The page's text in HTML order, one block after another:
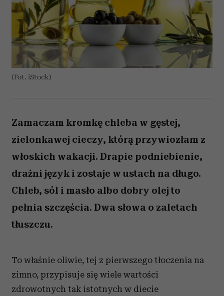
(Fot. iStock)
Zamaczam kromkę chleba w gęstej,
zielonkawej cieczy, którą przywiozłam z
włoskich wakacji. Drapie podniebienie,
drażni język i zostaje w ustach na długo.
Chleb, sól i masło albo dobry olej to
pełnia szczęścia. Dwa słowa o zaletach
tłuszczu.
To właśnie oliwie, tej z pierwszego tłoczenia na
zimno, przypisuje się wiele wartości
zdrowotnych tak istotnych w diecie